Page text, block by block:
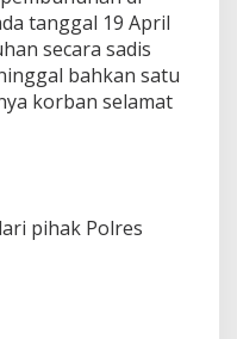
tanggal 19 April
secara sadis
bahkan satu
korban selamat
pihak Polres